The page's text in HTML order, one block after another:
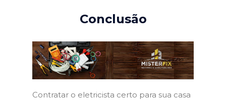
Conclusão
Contratar o eletricista certo para sua casa